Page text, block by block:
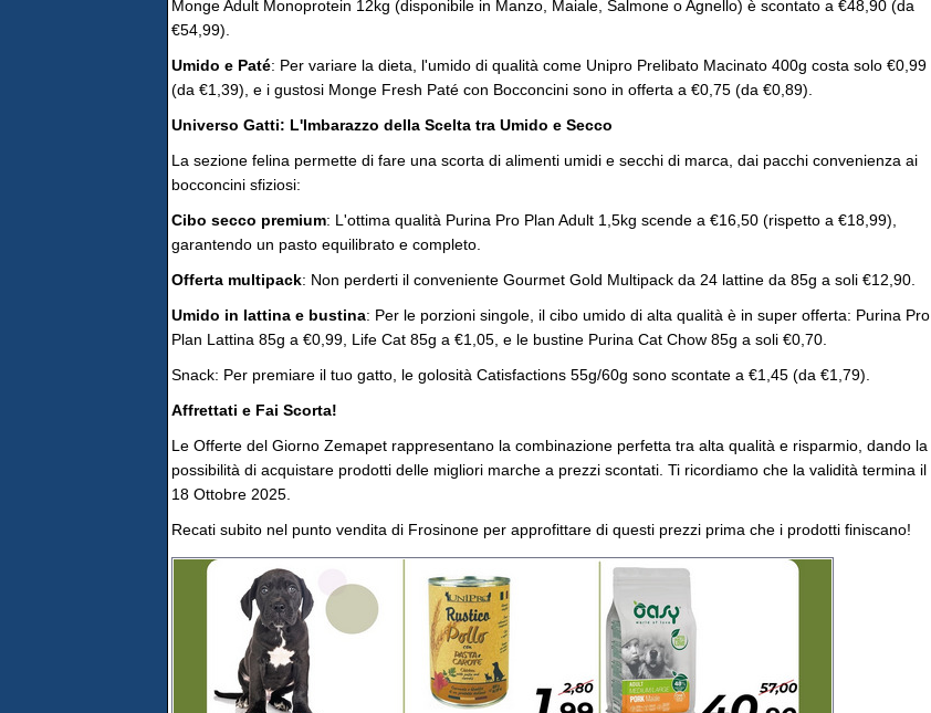
Monge Adult Monoprotein 12kg (disponibile in Manzo, Maiale, Salmone o Agnello) è scontato a €48,90 (da
€54,99).
Umido e Paté: Per variare la dieta, l'umido di qualità come Unipro Prelibato Macinato 400g costa solo €0,99
(da €1,39), e i gustosi Monge Fresh Paté con Bocconcini sono in offerta a €0,75 (da €0,89).
Universo Gatti: L'Imbarazzo della Scelta tra Umido e Secco
La sezione felina permette di fare una scorta di alimenti umidi e secchi di marca, dai pacchi convenienza ai
bocconcini sfiziosi:
Cibo secco premium: L'ottima qualità Purina Pro Plan Adult 1,5kg scende a €16,50 (rispetto a €18,99),
garantendo un pasto equilibrato e completo.
Offerta multipack: Non perderti il conveniente Gourmet Gold Multipack da 24 lattine da 85g a soli €12,90.
Umido in lattina e bustina: Per le porzioni singole, il cibo umido di alta qualità è in super offerta: Purina Pro
Plan Lattina 85g a €0,99, Life Cat 85g a €1,05, e le bustine Purina Cat Chow 85g a soli €0,70.
Snack: Per premiare il tuo gatto, le golosità Catisfactions 55g/60g sono scontate a €1,45 (da €1,79).
Affrettati e Fai Scorta!
Le Offerte del Giorno Zemapet rappresentano la combinazione perfetta tra alta qualità e risparmio, dando la
possibilità di acquistare prodotti delle migliori marche a prezzi scontati. Ti ricordiamo che la validità termina il
18 Ottobre 2025.
Recati subito nel punto vendita di Frosinone per approfittare di questi prezzi prima che i prodotti finiscano!